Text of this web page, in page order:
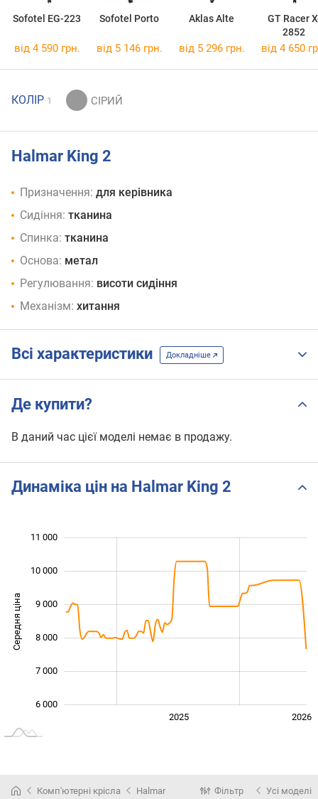
Sofotel EG-223 Sofotel Porto Aklas Alte
GT Racer
2852
від 4 590 грн. від 5 146 грн. від 5 296 грн. від 4 650
КОЛІР 1
Halmar King 2
Призначення: для керівника
Сидіння: тканина
Спинка: тканина
Основа: метал
Регулювання: висоти сидіння
Механізм: хитання
Всі характеристики Докладніше
Де купити?
В даний час цієї моделі немає в продажу.
Динаміка цін на Halmar King 2
Середня ціна
6 000
7 000
8 000
9 000
10 000
11 000
2025 2026
Комп'ютерні крісла Halmar Фільтр Усі моделі